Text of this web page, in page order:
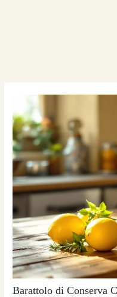
Barattolo di Conserva